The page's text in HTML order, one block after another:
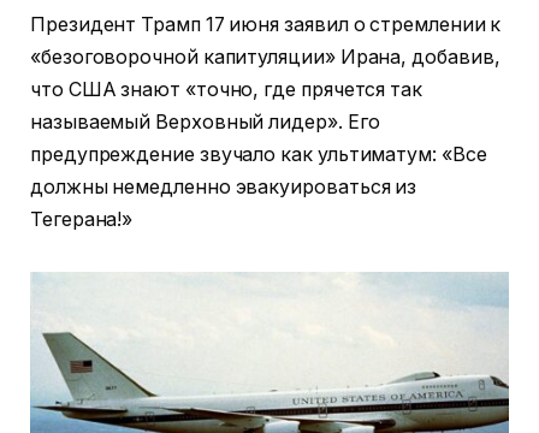
Президент Трамп 17 июня заявил о стремлении к
«безоговорочной капитуляции» Ирана, добавив,
что США знают «точно, где прячется так
называемый Верховный лидер». Его
предупреждение звучало как ультиматум: «Все
должны немедленно эвакуироваться из
Тегерана!»